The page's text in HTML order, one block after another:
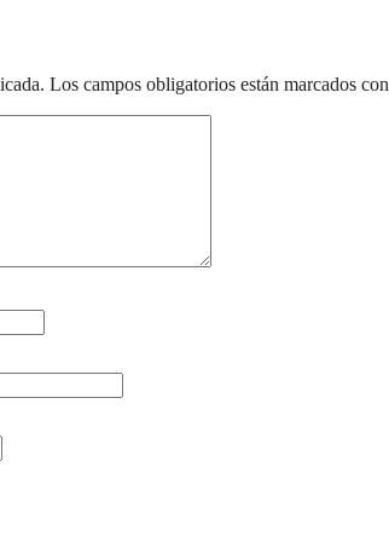
Los campos obligatorios están marcados con